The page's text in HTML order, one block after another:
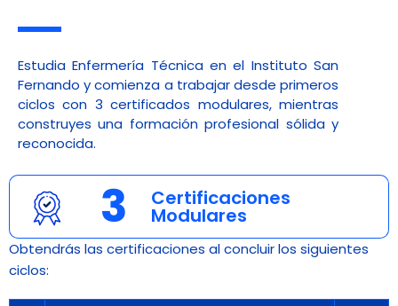
Estudia Enfermería Técnica en el Instituto San
Fernando y comienza a trabajar desde primeros
ciclos con 3 certificados modulares, mientras
construyes una formación profesional sólida y
reconocida.
3 Certificaciones
Modulares
Obtendrás las certificaciones al concluir los siguientes
ciclos: